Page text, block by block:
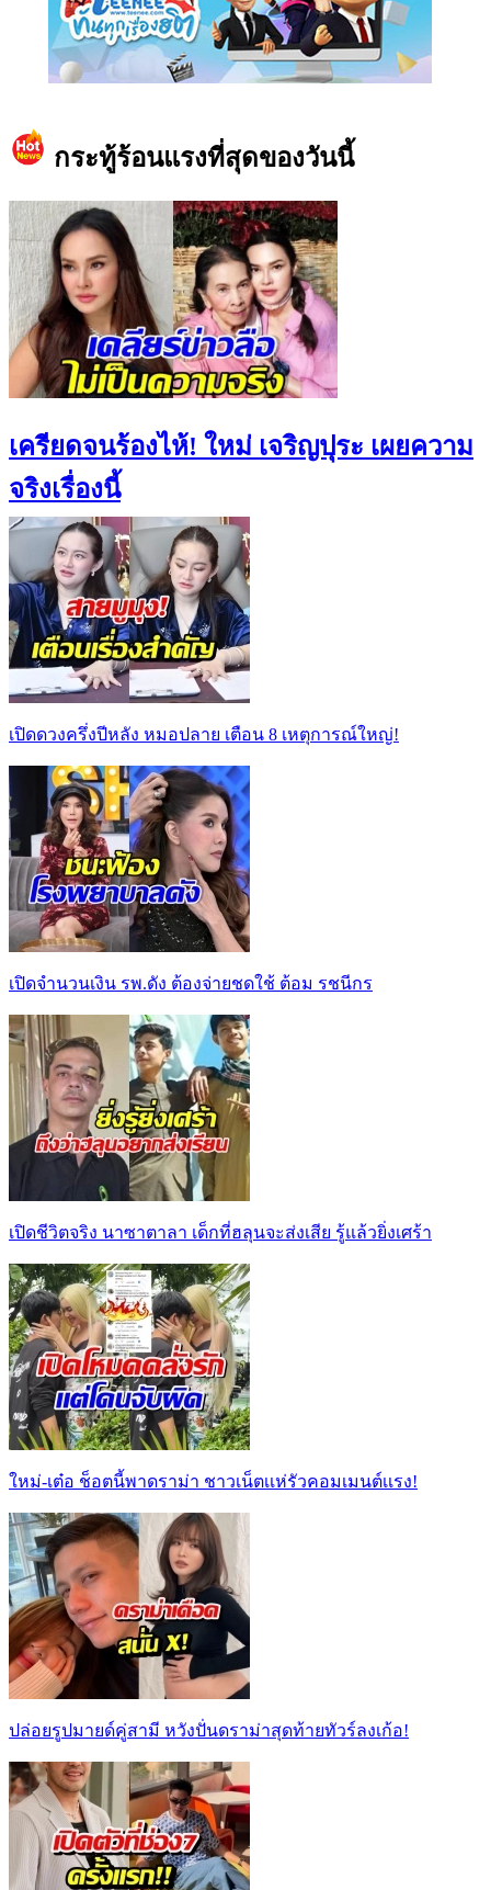
กระทู้ร้อนแรงที่สุดของวันนี้
เครียดจนร้องไห้! ใหม่ เจริญปุระ เผยความ
จริงเรื่องนี้
เปิดดวงครึ่งปีหลัง หมอปลาย เตือน 8 เหตุการณ์ใหญ่!
เปิดจำนวนเงิน รพ.ดัง ต้องจ่ายชดใช้ ต้อม รชนีกร
เปิดชีวิตจริง นาซาตาลา เด็กที่ฮลุนจะส่งเสีย รู้แล้วยิ่งเศร้า
ใหม่-เต๋อ ช็อตนี้พาดราม่า ชาวเน็ตเเห่รัวคอมเมนต์เเรง!
ปล่อยรูปมายด์คู่สามี หวังปั่นดราม่าสุดท้ายทัวร์ลงเก้อ!